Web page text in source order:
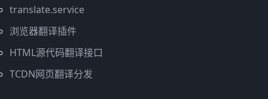
translate.service
浏览器翻译插件
HTML源代码翻译接口
TCDN网页翻译分发